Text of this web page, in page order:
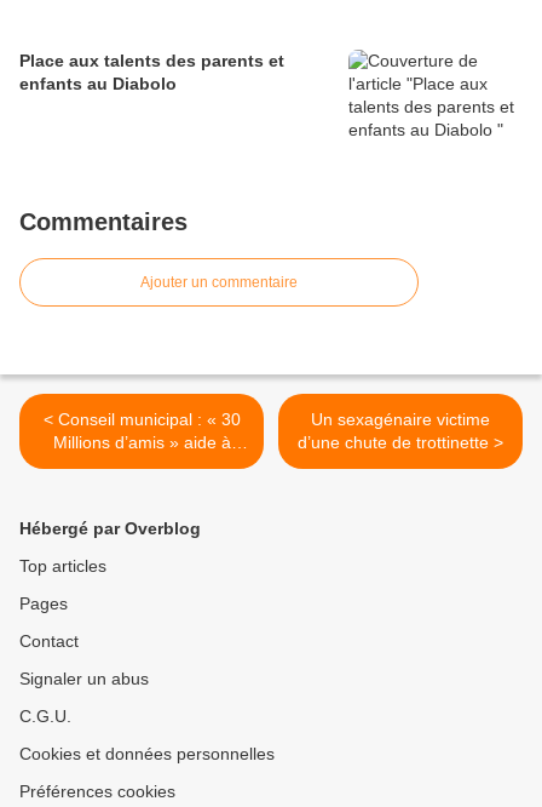
Place aux talents des parents et
enfants au Diabolo
Commentaires
Ajouter un commentaire
< Conseil municipal : « 30
Millions d’amis » aide à
stériliser les chats
Un sexagénaire victime
d’une chute de trottinette >
Hébergé par Overblog
Top articles
Pages
Contact
Signaler un abus
C.G.U.
Cookies et données personnelles
Préférences cookies